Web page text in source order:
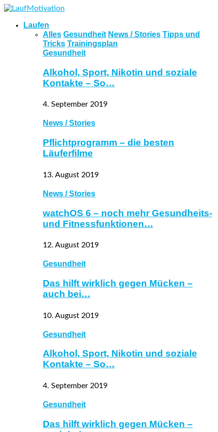
Laufen
Alles Gesundheit News / Stories Tipps und
Tricks Trainingsplan
Gesundheit
Alkohol, Sport, Nikotin und soziale
Kontakte – So…
4. September 2019
News / Stories
Pflichtprogramm – die besten
Läuferfilme
13. August 2019
News / Stories
watchOS 6 – noch mehr Gesundheits-
und Fitnessfunktionen…
12. August 2019
Gesundheit
Das hilft wirklich gegen Mücken –
auch bei…
10. August 2019
Gesundheit
Alkohol, Sport, Nikotin und soziale
Kontakte – So…
4. September 2019
Gesundheit
Das hilft wirklich gegen Mücken –